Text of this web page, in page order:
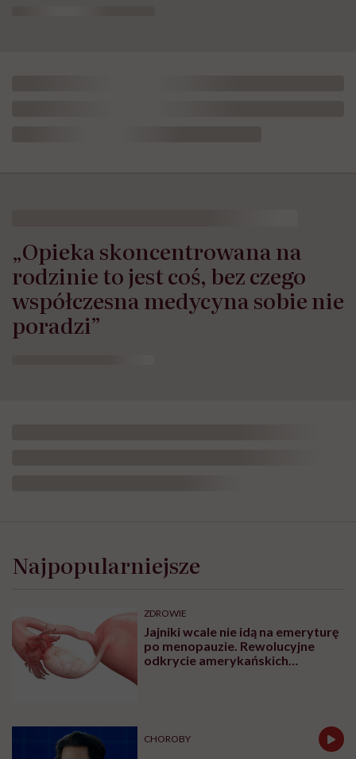
„Opieka skoncentrowana na
rodzinie to jest coś, bez czego
współczesna medycyna sobie nie
poradzi”
Najpopularniejsze
ZDROWIE
Jajniki wcale nie idą na emeryturę
po menopauzie. Rewolucyjne
odkrycie amerykańskich
CHOROBY